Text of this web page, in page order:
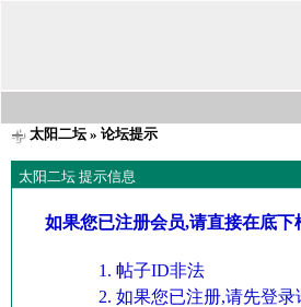
太阳二坛» 论坛提示
太阳二坛 提示信息
如果您已注册会员,请直接在底
帖子ID非法
如果您已注册,请先登